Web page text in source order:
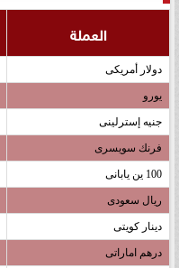
العملة
دولار أمريكى
يورو
جنيه إسترلينى
فرنك سويسرى
100 ين يابانى
ريال سعودى
دينار كويتى
درهم اماراتى